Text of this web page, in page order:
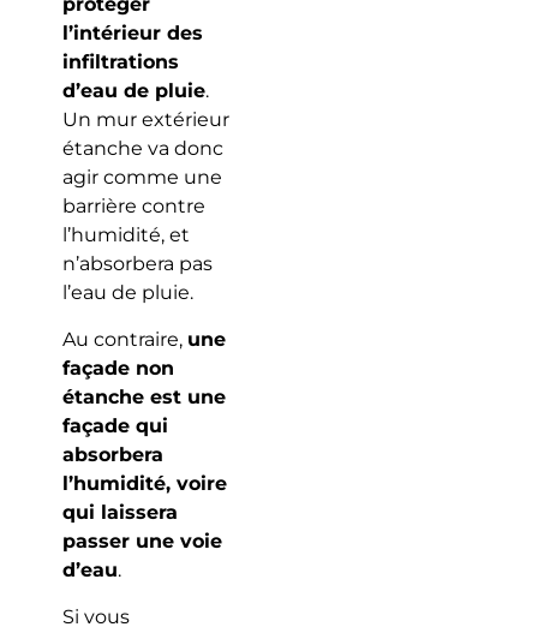
l’intérieur des
infiltrations
d’eau de pluie.
Un mur extérieur
étanche va donc
agir comme une
barrière contre
l’humidité, et
n’absorbera pas
l’eau de pluie.
Au contraire, une
façade non
étanche est une
façade qui
absorbera
l’humidité, voire
qui laissera
passer une voie
d’eau.
Si vous